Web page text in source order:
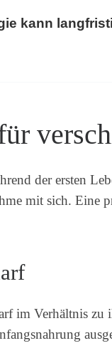
kann
der ersten
mit sich. Eine
im Verhältnis zu